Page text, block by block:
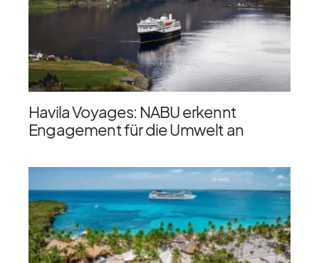
Havila Voyages: NABU erkennt
Engagement für die Umwelt an